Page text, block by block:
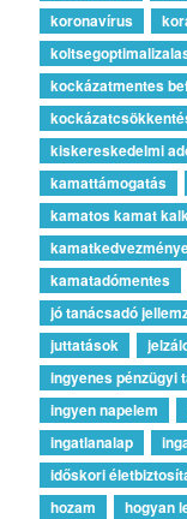
koronavírus
kockázatmentes
kiskereskedelmi
kamattámogatás
kamatos kamat
kamatadómentes
jó tanácsadó
juttatások
ingyenes pénzügyi
ingyen napelem
ingatlanalap
időskori
hozam
hogyan